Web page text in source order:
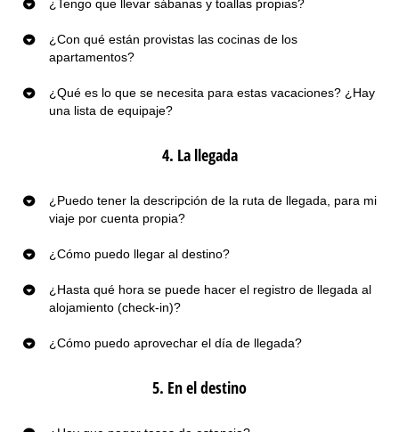
¿Tengo que llevar sábanas y toallas propias?
¿Con qué están provistas las cocinas de los
apartamentos?
¿Qué es lo que se necesita para estas vacaciones? ¿Hay
una lista de equipaje?
4. La llegada
¿Puedo tener la descripción de la ruta de llegada, para mi
viaje por cuenta propia?
¿Cómo puedo llegar al destino?
¿Hasta qué hora se puede hacer el registro de llegada al
alojamiento (check-in)?
¿Cómo puedo aprovechar el día de llegada?
5. En el destino